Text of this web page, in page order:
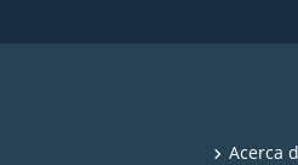
Acerca